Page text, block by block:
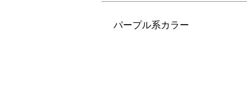
パープル系カラー